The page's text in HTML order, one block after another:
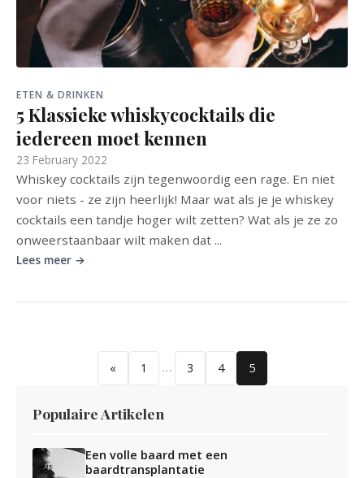
ETEN & DRINKEN
5 Klassieke whiskycocktails die
iedereen moet kennen
23 February 2022
Whiskey cocktails zijn tegenwoordig een rage. En niet
voor niets - ze zijn heerlijk! Maar wat als je je whiskey
cocktails een tandje hoger wilt zetten? Wat als je ze zo
onweerstaanbaar wilt maken dat ...
Lees meer →
« 1 … 3 4 5
Populaire Artikelen
Een volle baard met een
baardtransplantatie